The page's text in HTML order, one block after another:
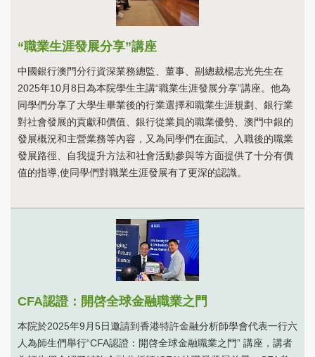
“職業生涯發展分享”講座
中國銀行澳門分行資深業務總監、董事、副總裁楊志光先生在
2025年10月8日為本院學生主講“職業生涯發展分享”講座。他為
同學們分享了大學生畢業後的行業選擇和職業生涯規劃、銀行業
對社會發展的貢獻和價值、銀行從業員的職業優勢、澳門中銀的
發展概況和主營業務等內容，又為同學們在面試、入職後的職業
發展路徑、自我提升方法和社會活動參與等方面提供了十分有價
值的指導,使同學們對職業生涯發展有了更深的認識。
CFA認證：開啓全球金融職業之門
本院於2025年9月5日邀請到香港特許金融分析師學會代表一行六
人為師生們舉行“CFA認證：開啓全球金融職業之門” 講座，講者